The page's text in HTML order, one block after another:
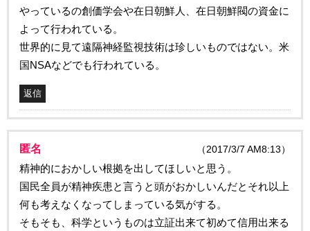
やっているの創価学会や在日朝鮮人、在日朝鮮閥の資金に
よって行われている。
世界的に見て遠隔神経監視技術は珍しいものではない。米
国NSAなどでも行われている。
返信
匿名 （2017/3/7 AM8:13）
精神的におかしい根拠を出してほしいと思う。
国民全員が精神疾患と言うと頭がおかしいんだとそれ以上
何も考えなくなってしまっている気がする。
そもそも、科学というものは立証出来て初めて信用出来る